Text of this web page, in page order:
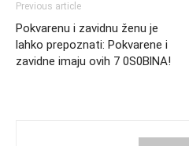
Previous article
Pokvarenu i zavidnu ženu je
lahko prepoznati: Pokvarene i
zavidne imaju ovih 7 0S0BlNA!